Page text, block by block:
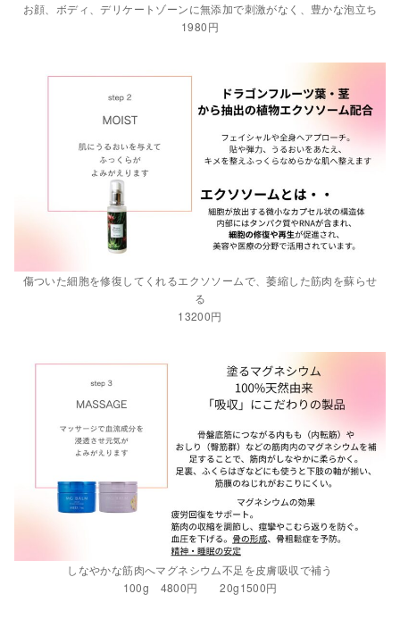
お顔、ボディ、デリケートゾーンに無添加で刺激がなく、豊かな泡立ち
1980円
傷ついた細胞を修復してくれるエクソソームで、萎縮した筋肉を蘇らせ
る
13200円
しなやかな筋肉へマグネシウム不足を皮膚吸収で補う
100g 4800円 20g1500円